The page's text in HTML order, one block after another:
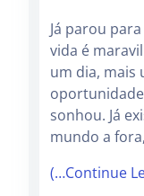
Já parou
vida é
um dia, mais
sonhou. Já
mundo a
(…Continue